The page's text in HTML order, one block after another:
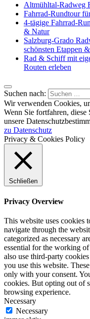
Altmühltal-Radweg
Fahrrad-Rundtour
4-tägige Fahrrad-
& Natur
Salzburg-Grado
schönsten Etappen
Rad & Schiff mit
Routen erleben
Suchen nach:
Wir verwenden Cookies,
Wenn Sie fortfahren, diese
unsere
zu Datenschutz
Privacy & Cookies Policy
Schließen
Privacy Overview
This website uses cookies
navigate through the
categorized as necessary
essential for the working
also use third-party
you use this website.
only with your consent.
cookies. But opting out of
browsing experience.
Necessary
Necessary